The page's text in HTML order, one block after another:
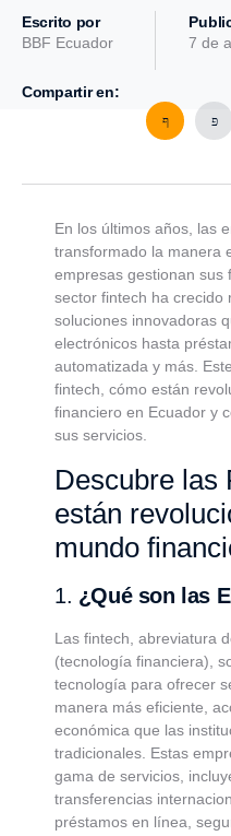
Escrito por
BBF Ecuador
7 de
Compartir en:
En los últimos años, las
transformado la manera
empresas gestionan sus
sector fintech ha crecido
soluciones innovadoras
electrónicos hasta
automatizada y más.
fintech, cómo están
financiero en Ecuador y
sus servicios.
Descubre las
están
mundo
1. ¿Qué son las
Las fintech, abreviatura
(tecnología financiera),
tecnología para ofrecer
manera más eficiente,
económica que las
tradicionales. Estas
gama de servicios,
transferencias
préstamos en línea,